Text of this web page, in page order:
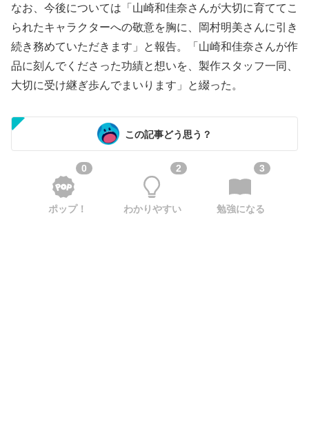
なお、今後については「山崎和佳奈さんが大切に育ててこ
られたキャラクターへの敬意を胸に、岡村明美さんに引き
続き務めていただきます」と報告。「山崎和佳奈さんが作
品に刻んでくださった功績と想いを、製作スタッフ一同、
大切に受け継ぎ歩んでまいります」と綴った。
この記事どう思う？
0
ポップ！
2
わかりやすい
3
勉強になる